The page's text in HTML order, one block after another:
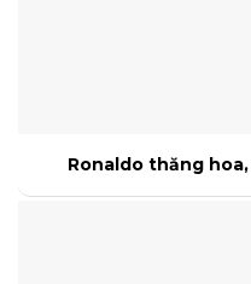
Ronaldo thăng